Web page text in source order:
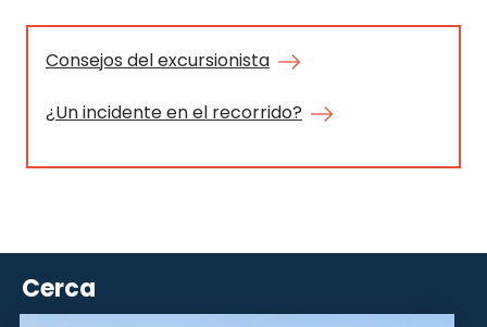
Consejos del excursionista
¿Un incidente en el recorrido?
Cerca